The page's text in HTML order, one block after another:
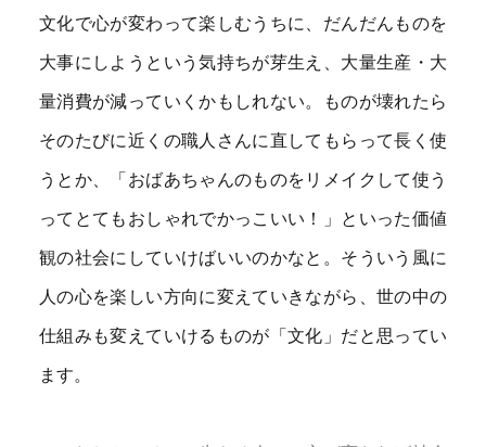
文化で心が変わって楽しむうちに、だんだんものを
大事にしようという気持ちが芽生え、大量生産・大
量消費が減っていくかもしれない。ものが壊れたら
そのたびに近くの職人さんに直してもらって長く使
うとか、「おばあちゃんのものをリメイクして使う
ってとてもおしゃれでかっこいい！」といった価値
観の社会にしていけばいいのかなと。そういう風に
人の心を楽しい方向に変えていきながら、世の中の
仕組みも変えていけるものが「文化」だと思ってい
ます。